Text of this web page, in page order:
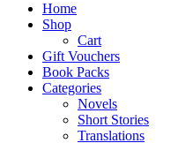
Home
Shop
Cart
Gift Vouchers
Book Packs
Categories
Novels
Short Stories
Translations